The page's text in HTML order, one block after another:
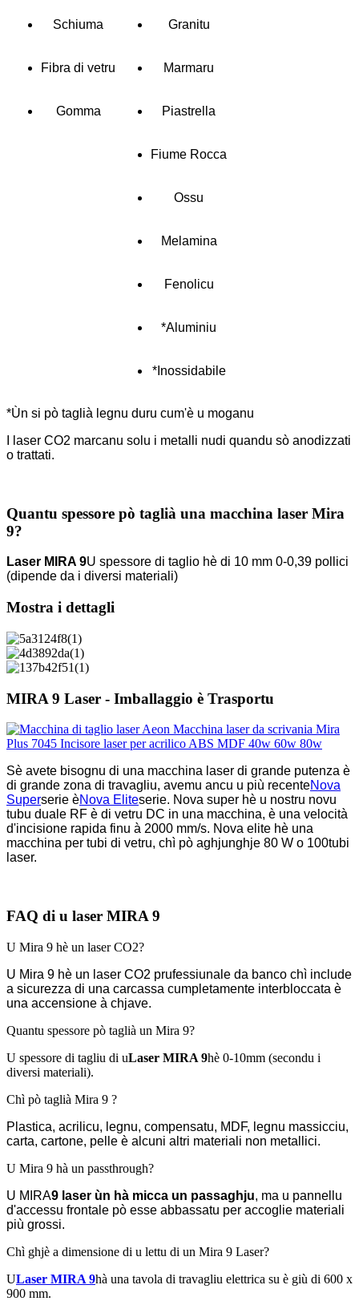
Schiuma Granitu
Fibra di vetru Marmaru
Gomma Piastrella
Fiume Rocca
Ossu
Melamina
Fenolicu
*Aluminiu
*Inossidabile
*Ùn si pò taglià legnu duru cum'è u moganu
I laser CO2 marcanu solu i metalli nudi quandu sò anodizzati
o trattati.
Quantu spessore pò taglià una macchina laser Mira
9?
Laser MIRA 9U spessore di taglio hè di 10 mm 0-0,39 pollici
(dipende da i diversi materiali)
Mostra i dettagli
MIRA 9 Laser - Imballaggio è Trasportu
Sè avete bisognu di una macchina laser di grande putenza è
di grande zona di travagliu, avemu ancu u più recenteNova
Superserie èNova Eliteserie. Nova super hè u nostru novu
tubu duale RF è di vetru DC in una macchina, è una velocità
d'incisione rapida finu à 2000 mm/s. Nova elite hè una
macchina per tubi di vetru, chì pò aghjunghje 80 W o 100tubi
laser.
FAQ di u laser MIRA 9
U Mira 9 hè un laser CO2?
U Mira 9 hè un laser CO2 prufessiunale da banco chì include
a sicurezza di una carcassa cumpletamente interbloccata è
una accensione à chjave.
Quantu spessore pò taglià un Mira 9?
U spessore di tagliu di uLaser MIRA 9hè 0-10mm (secondu i
diversi materiali).
Chì pò taglià Mira 9 ?
Plastica, acrilicu, legnu, compensatu, MDF, legnu massicciu,
carta, cartone, pelle è alcuni altri materiali non metallici.
U Mira 9 hà un passthrough?
U MIRA9 laser ùn hà micca un passaghju, ma u pannellu
d'accessu frontale pò esse abbassatu per accoglie materiali
più grossi.
Chì ghjè a dimensione di u lettu di un Mira 9 Laser?
ULaser MIRA 9hà una tavola di travagliu elettrica su è giù di 600 x
900 mm.